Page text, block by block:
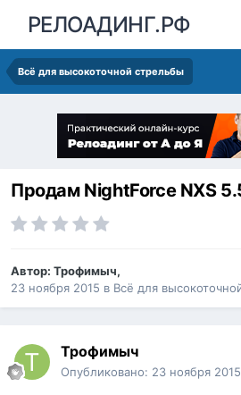
РЕЛОАДИНГ.РФ
Всё для высокоточной стрельбы
Продам NightForce NXS
Автор: Трофимыч,
23 ноября 2015 в Всё для
Трофимыч
Опубликовано: 23 ноября 2015